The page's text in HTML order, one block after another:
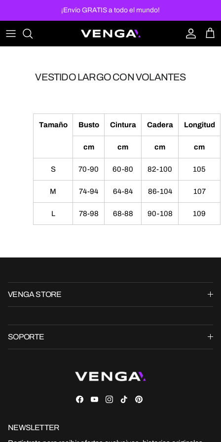
¡Envío GRATIS a todo el mundo!
Cuenta
VESTIDO LARGO CON VOLANTES
Tamaño Busto Cintura Cadera Longitud
cm cm cm cm
S 70-90 60-80 82-100 105
M 74-94 64-84 86-104 107
L 78-98 68-88 90-108 109
VENGA STORE
SOPORTE
Facebook
YouTubeInstagram
TikTokPinterest
NEWSLETTER